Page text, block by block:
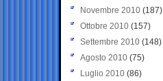
Novembre 2010 (187)
Ottobre 2010 (157)
Settembre 2010 (148)
Agosto 2010 (75)
Luglio 2010 (86)